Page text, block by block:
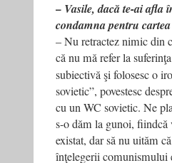
– Vasile, dacă te-ai afla
condamna pentru
– Nu retractez nimic din
că nu mă refer la
subiectivă şi folosesc o
sovietic”, povestesc
cu un WC sovietic. Ne
s-o dăm la gunoi, fiindcă
existat, dar să nu uităm
înţelegerii comunismului